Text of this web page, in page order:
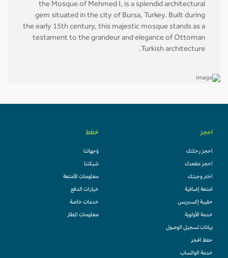
the Mosque of Mehmed I, is a splendid architectural
gem situated in the city of Bursa, Turkey. Built during
the early 15th century, this majestic mosque stands as a
testament to the grandeur and elegance of Ottoman
Turkish architecture.
احجز
احجز رحلتك
احجز مقعدك
اختر وجبتك
امتعة إضافية
حقيبة إكسبريس
خدمة الأولوية
بيانات تسجيل الوصول
حفظ الحجز
خدمة الواتساب
خطط
وُجهاتنا
شبكتنا
معلومات الأمتعة
خيارات الدفع
خدمات خاصة
معلومات المطار